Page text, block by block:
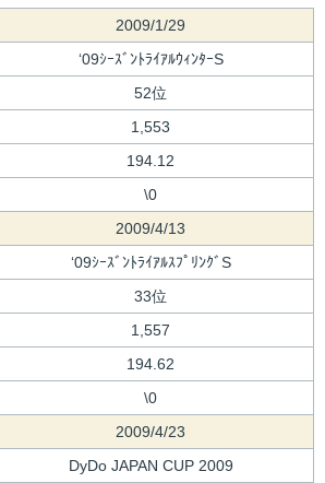
2009/1/29
‘09ｼｰｽﾞﾝﾄﾗｲｱﾙｳｨﾝﾀｰS
52位
1,553
194.12
\0
2009/4/13
‘09ｼｰｽﾞﾝﾄﾗｲｱﾙｽﾌﾟﾘﾝｸﾞS
33位
1,557
194.62
\0
2009/4/23
DyDo JAPAN CUP 2009